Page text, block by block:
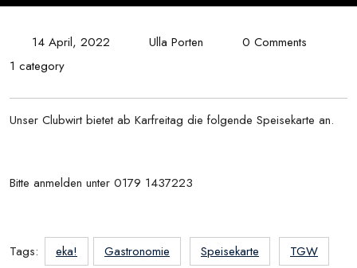
14 April, 2022 Ulla Porten
0 Comments
1 category
Unser Clubwirt bietet ab Karfreitag die folgende Speisekarte an.
Bitte anmelden unter 0179 1437223
Tags: eka! Gastronomie Speisekarte TGW